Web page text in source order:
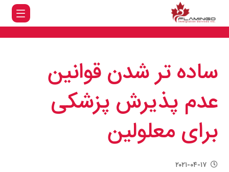
ساده تر شدن قوانین
عدم پذیرش پزشکی
برای معلولین
۲۰۲۱-۰۴-۱۷